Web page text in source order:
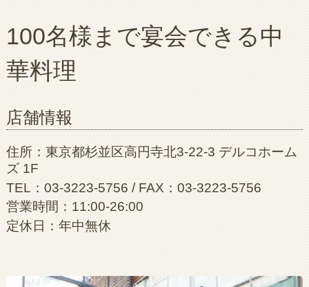
100名様まで宴会できる中
華料理
店舗情報
住所：東京都杉並区高円寺北3-22-3 デルコホーム
ズ 1F
TEL：03-3223-5756 / FAX：03-3223-5756
営業時間：11:00-26:00
定休日：年中無休